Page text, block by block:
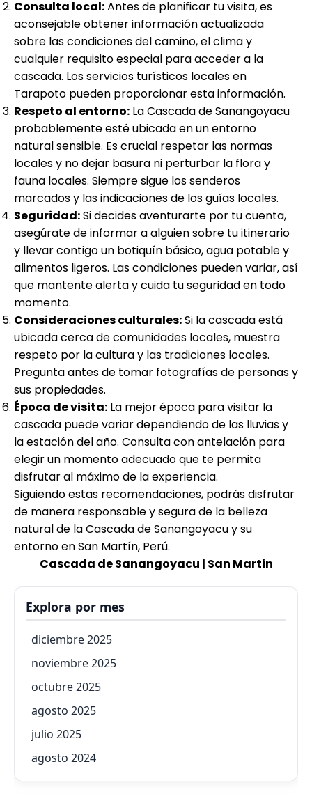
Consulta local:Antes de planificar tu visita, es
aconsejable obtener información actualizada
sobre las condiciones del camino, el clima y
cualquier requisito especial para acceder a la
cascada. Los servicios turísticos locales en
Tarapoto pueden proporcionar esta información.
Respeto al entorno: La Cascada de Sanangoyacu
probablemente esté ubicada en un entorno
natural sensible. Es crucial respetar las normas
locales y no dejar basura ni perturbar la flora y
fauna locales. Siempre sigue los senderos
marcados y las indicaciones de los guías locales.
Seguridad:Si decides aventurarte por tu cuenta,
asegúrate de informar a alguien sobre tu itinerario
y llevar contigo un botiquín básico, agua potable y
alimentos ligeros. Las condiciones pueden variar, así
que mantente alerta y cuida tu seguridad en todo
momento.
Consideraciones culturales:Si la cascada está
ubicada cerca de comunidades locales, muestra
respeto por la cultura y las tradiciones locales.
Pregunta antes de tomar fotografías de personas y
sus propiedades.
Época de visita: La mejor época para visitar la
cascada puede variar dependiendo de las lluvias y
la estación del año. Consulta con antelación para
elegir un momento adecuado que te permita
disfrutar al máximo de la experiencia.
Siguiendo estas recomendaciones, podrás disfrutar
de manera responsable y segura de la belleza
natural de la Cascada de Sanangoyacu y su
entorno en San Martín, Perú.
Cascada de Sanangoyacu | San Martin
Explora por mes
diciembre 2025
noviembre 2025
octubre 2025
agosto 2025
julio 2025
agosto 2024